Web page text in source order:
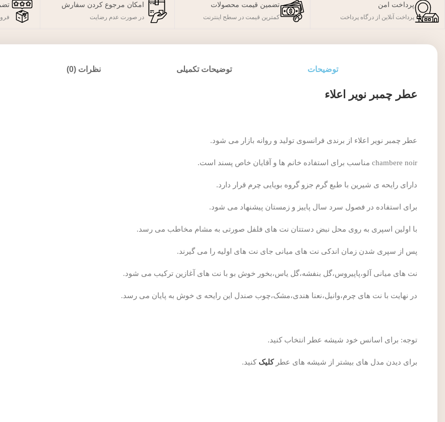
پرداخت امن
پرداخت آنلاین از درگاه پرداخت
تضمین قیمت محصولات
کمترین قیمت در سطح اینترنت
امکان مرجوع کردن سفارش
در صورت عدم رضایت
توضیحات توضیحات تکمیلی نظرات (0)
عطر چمبر نویر اعلاء
عطر چمبر نویر اعلاء از برندی فرانسوی تولید و روانه بازار می شود.
chambere noir مناسب برای استفاده خانم ها و آقایان خاص پسند است.
دارای رایحه ی شیرین با طبع گرم جزو گروه بویایی چرم قرار دارد.
برای استفاده در فصول سرد سال پاییز و زمستان پیشنهاد می شود.
با اولین اسپری به روی محل نبض دستتان نت های فلفل صورتی به مشام مخاطب می رسد.
پس از سپری شدن زمان اندکی نت های میانی جای نت های اولیه را می گیرند.
نت های میانی آلو،پاپیروس،گل بنفشه،گل یاس،بخور خوش بو با نت های آغازین ترکیب می شود.
در نهایت با نت های چرم،وانیل،نعنا هندی،مشک،چوب صندل این رایحه ی خوش به پایان می رسد.
توجه: برای اسانس خود شیشه عطر انتخاب کنید.
برای دیدن مدل های بیشتر از شیشه های عطرکلیک کنید.